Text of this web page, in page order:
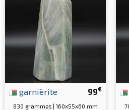
99€
garnièrite
830 grammes | 160x55x60 mm